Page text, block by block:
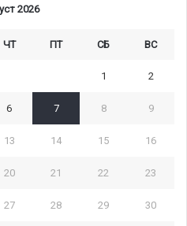
2026
ЧТ ПТ СБ ВС
1 2
6 7 8 9
13 14 15 16
20 21 22 23
27 28 29 30